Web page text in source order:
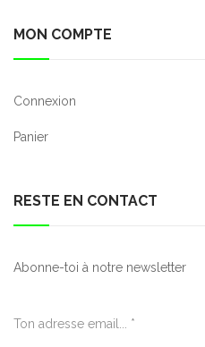
MON COMPTE
Connexion
Panier
RESTE EN CONTACT
Abonne-toi à notre newsletter